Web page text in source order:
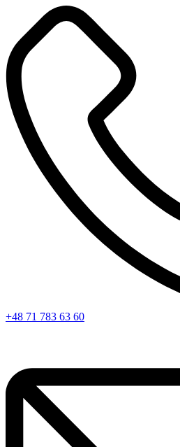
+48 71 783 63 60